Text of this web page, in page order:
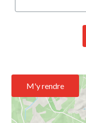
M'y rendre